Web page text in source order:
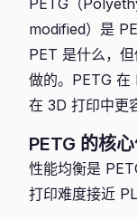
PETG（
modified）是
PET 是什么，
做的。PETG 在
在 3D 打印中更
PETG 的核
性能均衡是
打印难度接近